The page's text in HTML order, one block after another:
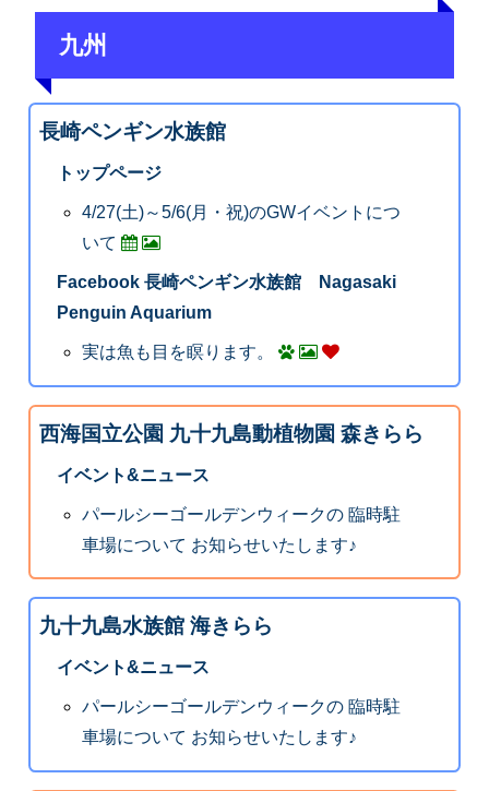
九州
長崎ペンギン水族館
トップページ
4/27(土)～5/6(月・祝)のGWイベントにつ
いて
Facebook 長崎ペンギン水族館 Nagasaki
Penguin Aquarium
実は魚も目を瞑ります。
西海国立公園 九十九島動植物園 森きらら
イベント&ニュース
パールシーゴールデンウィークの 臨時駐
車場について お知らせいたします♪
九十九島水族館 海きらら
イベント&ニュース
パールシーゴールデンウィークの 臨時駐
車場について お知らせいたします♪